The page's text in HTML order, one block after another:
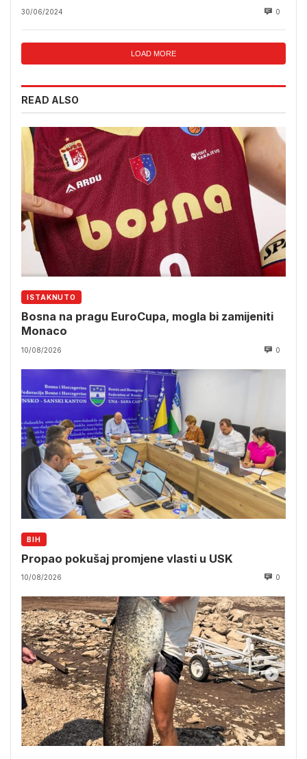
30/06/2024 0
LOAD MORE
READ ALSO
ISTAKNUTO
Bosna na pragu EuroCupa, mogla bi zamijeniti
Monaco
10/08/2026 0
BIH
Propao pokušaj promjene vlasti u USK
10/08/2026 0